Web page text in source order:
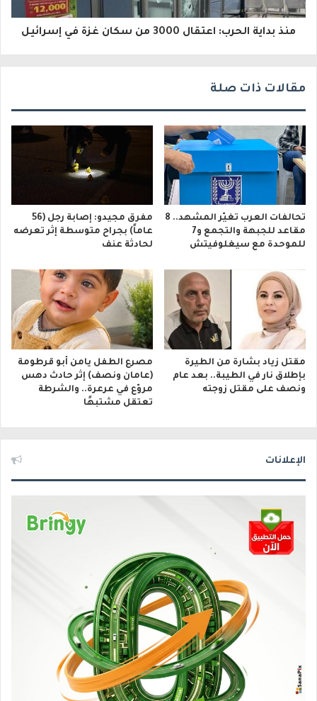
ن
منذ بداية الحرب: اعتقال 3000 من سكان غزة في إسرائيل
مقالات ذات صلة
تحالفات العرب تغيّر المشهد.. 8
مقاعد للجبهة والتجمع و7
للموحدة مع سيغلوفيتش
مفرق مجيدو: إصابة رجل (56
عاماً) بجراح متوسطة إثر تعرضه
لحادثة عنف
مقتل زياد بشارة من الطيرة
بإطلاق نار في الطيبة.. بعد عام
ونصف على مقتل زوجته
مصرع الطفل يامن أبو قرطومة
(عامان ونصف) إثر حادث دهس
مروّع في عرعرة.. والشرطة
تعتقل مشتبهًا
الإعلانات